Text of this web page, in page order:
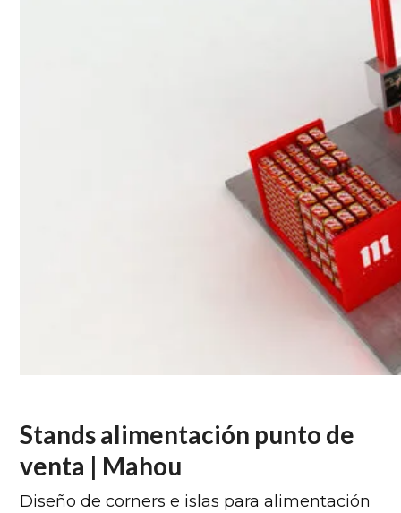
Stands alimentación punto de
venta | Mahou
Diseño de corners e islas para alimentación